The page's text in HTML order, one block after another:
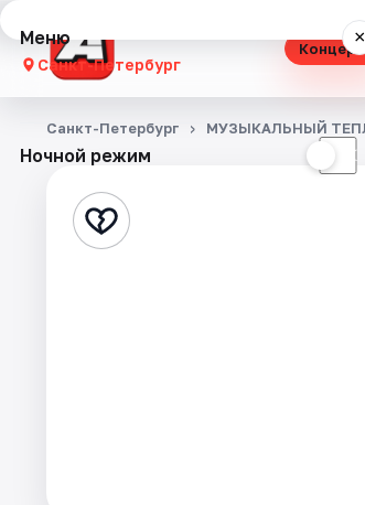
Меню ×
Санкт-Петербург
Концерты
Стендап
Ночной режим ☾
Санкт-Петербург МУЗЫКАЛЬНЫЙ